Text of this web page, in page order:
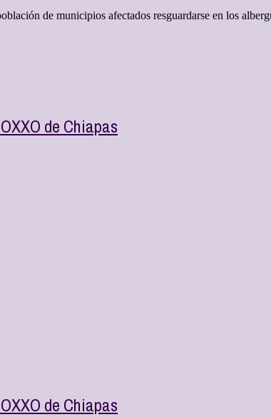
de municipios afectados resguardarse en los
de Chiapas
de Chiapas